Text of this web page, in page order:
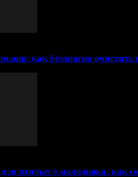
как безопасно
птичьего молодняка: как